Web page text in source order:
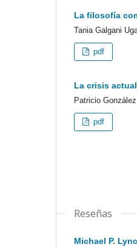
La filosofía
Tania Galgani
pdf
La crisis
Patricio
pdf
Reseñas
Michael P.